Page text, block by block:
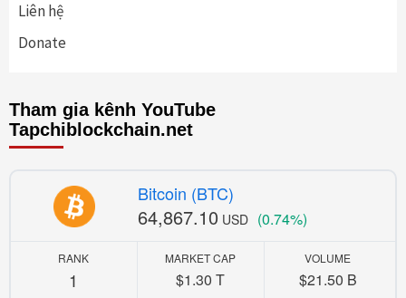
Liên hệ
Donate
Tham gia kênh YouTube
Tapchiblockchain.net
Bitcoin (BTC)
64,867.10 USD (0.74%)
RANK
1
MARKET CAP
$1.30 T
VOLUME
$21.50 B